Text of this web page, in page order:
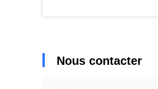
Nous contacter